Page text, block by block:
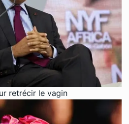
retrécir le vagin